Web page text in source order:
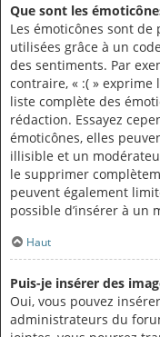
Que sont les
Les émoticônes sont
utilisées grâce à un
des sentiments. Par
contraire, « :( » exprime
liste complète des
rédaction. Essayez
émoticônes, elles
illisible et un
le supprimer
peuvent également
possible d’insérer à un
Haut
Puis-je insérer des
Oui, vous pouvez
administrateurs du